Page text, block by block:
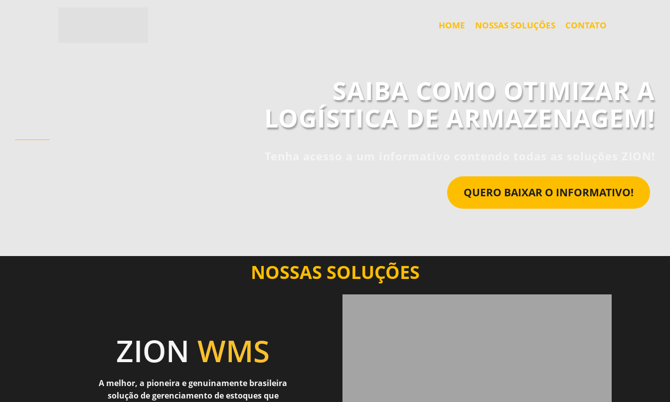
HOME NOSSAS SOLUÇÕES CONTATO
SAIBA COMO OTIMIZAR A
LOGÍSTICA DE ARMAZENAGEM!
QUERO BAIXAR O INFORMATIVO!
NOSSAS SOLUÇÕES
ZION WMS
A melhor, a pioneira e genuinamente brasileira
solução de gerenciamento de estoques que